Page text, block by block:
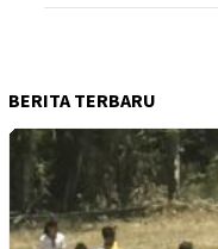
BERITA TERBARU